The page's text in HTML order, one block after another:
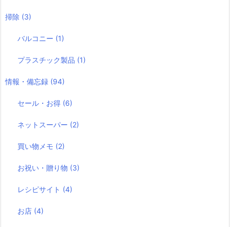
掃除 (3)
バルコニー (1)
プラスチック製品 (1)
情報・備忘録 (94)
セール・お得 (6)
ネットスーパー (2)
買い物メモ (2)
お祝い・贈り物 (3)
レシピサイト (4)
お店 (4)